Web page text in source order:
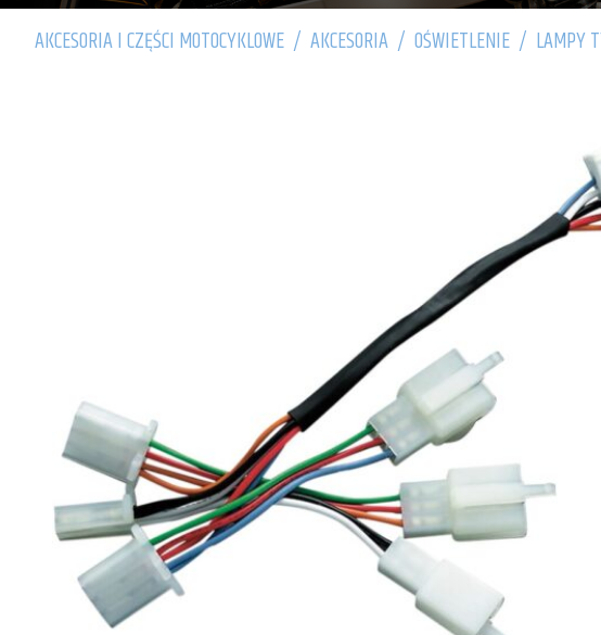
AKCESORIA I CZĘŚCI MOTOCYKLOWE / AKCESORIA / OŚWIETLENIE / LAMPY